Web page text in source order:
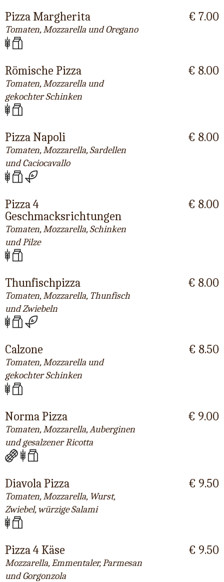
Pizza Margherita
Tomaten, Mozzarella und Oregano
€ 7.00
Römische Pizza
Tomaten, Mozzarella und
gekochter Schinken
€ 8.00
Pizza Napoli
Tomaten, Mozzarella, Sardellen
und Caciocavallo
€ 8.00
Pizza 4
Geschmacksrichtungen
Tomaten, Mozzarella, Schinken
und Pilze
€ 8.00
Thunfischpizza
Tomaten, Mozzarella, Thunfisch
und Zwiebeln
€ 8.00
Calzone
Tomaten, Mozzarella und
gekochter Schinken
€ 8.50
Norma Pizza
Tomaten, Mozzarella, Auberginen
und gesalzener Ricotta
€ 9.00
Diavola Pizza
Tomaten, Mozzarella, Wurst,
Zwiebel, würzige Salami
€ 9.50
Pizza 4 Käse
Mozzarella, Emmentaler, Parmesan
und Gorgonzola
€ 9.50